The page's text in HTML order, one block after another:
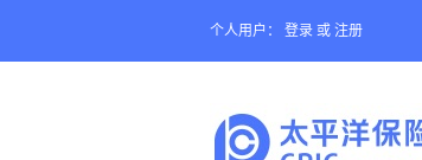
个人用户： 登录 或 注册